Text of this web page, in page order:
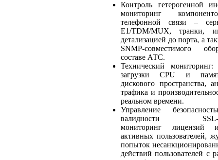
Контроль гетерогенной
мониторинг
телефонной связи –
E1/TDM/MUX, транки,
детализацией до порта, а
SNMP-совместимого
составе АТС.
Технический мониторинг:
загрузки CPU и
дискового пространства,
трафика и
реальном времени.
Управление
валидности SSL-
мониторинг лицензий
активных пользователей,
попыток
действий пользователей с